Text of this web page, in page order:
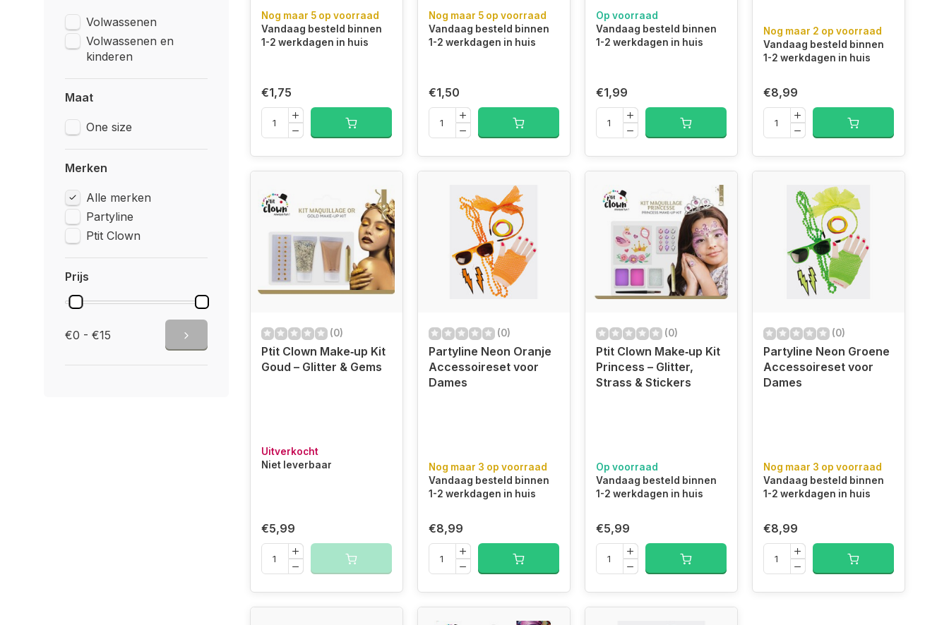
Volwassenen
Volwassenen en
kinderen
Maat
One size
Merken
Alle merken
Partyline
Ptit Clown
Prijs
€0 - €15
Nog maar 5 op voorraad
Vandaag besteld binnen
1-2 werkdagen in huis
€1,75
Nog maar 5 op voorraad
Vandaag besteld binnen
1-2 werkdagen in huis
€1,50
Op voorraad
Vandaag besteld binnen
1-2 werkdagen in huis
€1,99
Nog maar 2 op voorraad
Vandaag besteld binnen
1-2 werkdagen in huis
€8,99
(0)
Ptit Clown Make‑up Kit
Goud – Glitter & Gems
Uitverkocht
Niet leverbaar
€5,99
(0)
Partyline Neon Oranje
Accessoireset voor
Dames
Nog maar 3 op voorraad
Vandaag besteld binnen
1-2 werkdagen in huis
€8,99
(0)
Ptit Clown Make‑up Kit
Princess – Glitter,
Strass & Stickers
Op voorraad
Vandaag besteld binnen
1-2 werkdagen in huis
€5,99
(0)
Partyline Neon Groene
Accessoireset voor
Dames
Nog maar 3 op voorraad
Vandaag besteld binnen
1-2 werkdagen in huis
€8,99